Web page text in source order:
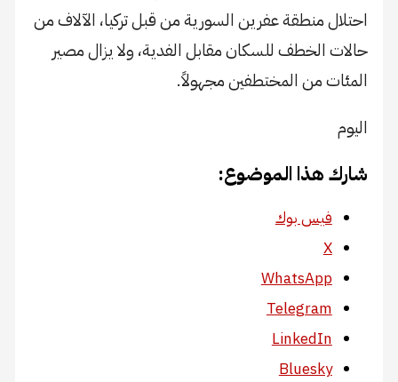
احتلال منطقة عفرين السورية من قبل تركيا، الآلاف من
حالات الخطف للسكان مقابل الفدية، ولا يزال مصير
المئات من المختطفين مجهولاً.
اليوم
شارك هذا الموضوع:
فيس بوك
X
WhatsApp
Telegram
LinkedIn
Bluesky